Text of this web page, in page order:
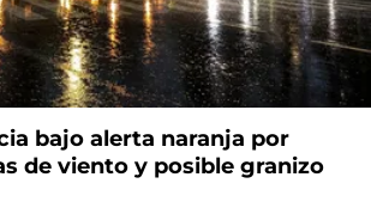
bajo alerta naranja por
de viento y posible granizo